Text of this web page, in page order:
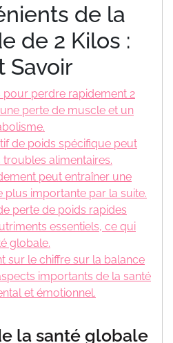
de la
de 2 Kilos :
Savoir
pour perdre rapidement 2
perte de muscle et un
de poids spécifique peut
alimentaires.
peut entraîner une
plus importante par la suite.
perte de poids rapides
essentiels, ce qui
globale.
sur le chiffre sur la balance
importants de la santé
et émotionnel.
la santé globale